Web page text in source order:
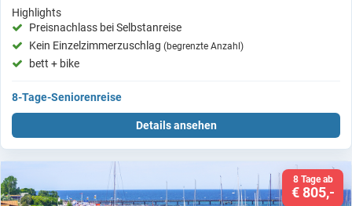
Highlights
Preisnachlass bei Selbstanreise
Kein Einzelzimmerzuschlag (begrenzte Anzahl)
bett + bike
8-Tage-Seniorenreise
Details ansehen
8 Tage ab
€ 805,-